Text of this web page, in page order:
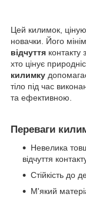
Цей килимок,
новачки. Його
відчуття
хто цінує
килимку
тіло під час
та ефективною.
Переваги
Невелика
відчуття
Стійкість до
М'який